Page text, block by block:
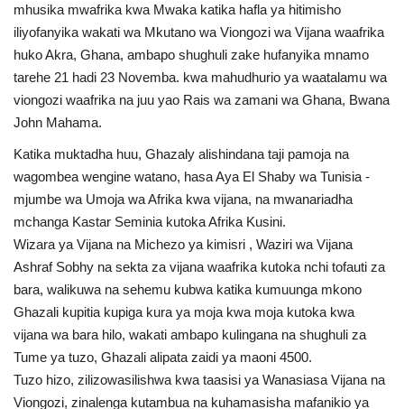
Urithi wa Nasser
Habari
Harakati ya Nasser kwa Vijana
Udhamini wa Nasser
Kanuni na Masharti ya Udhamini wa
Nasser
Nyaraka na Marejeleo
Waanzilishi
Raia wa ulimwengu mzima
mhusika mwafrika kwa Mwaka katika hafla ya hitimisho
iliyofanyika wakati wa Mkutano wa Viongozi wa Vijana waafrika
huko Akra, Ghana, ambapo shughuli zake hufanyika mnamo
tarehe 21 hadi 23 Novemba. kwa mahudhurio ya waatalamu wa
viongozi waafrika na juu yao Rais wa zamani wa Ghana, Bwana
John Mahama.
Katika muktadha huu, Ghazaly alishindana taji pamoja na
wagombea wengine watano, hasa Aya El Shaby wa Tunisia -
mjumbe wa Umoja wa Afrika kwa vijana, na mwanariadha
mchanga Kastar Seminia kutoka Afrika Kusini.
Wizara ya Vijana na Michezo ya kimisri , Waziri wa Vijana
Ashraf Sobhy na sekta za vijana waafrika kutoka nchi tofauti za
bara, walikuwa na sehemu kubwa katika kumuunga mkono
Ghazali kupitia kupiga kura ya moja kwa moja kutoka kwa
vijana wa bara hilo, wakati ambapo kulingana na shughuli za
Tume ya tuzo, Ghazali alipata zaidi ya maoni 4500.
Tuzo hizo, zilizowasilishwa kwa taasisi ya Wanasiasa Vijana na
Viongozi, zinalenga kutambua na kuhamasisha mafanikio ya